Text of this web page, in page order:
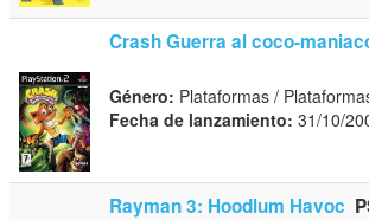
Crash Guerra al coco-
Género: Plataformas /
Fecha de lanzamiento: 31/10/
Rayman 3: Hoodlum Havoc